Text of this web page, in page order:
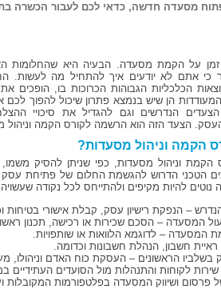
מסעדה חדשה, כדאי לכם לעבור הכשרה
על הקמת מסעדה. הבעיה היא שהחלומות
כי אתם לא יודעים איך להתחיל מה לעשות.
הכלכליות הגבוהות הכרוכות בו, הופכים
הן שיש בנמצא פתרון שיכול להפוך לכם
הנדרשים וגם להגדיל את סיכויי
הצעד הזה הוא הרשמה לקורס הקמה וניהול
הקמה וניהול מסעדות?
וניהול מסעדות, כפי שניתן להסיק
הטכני הדרוש להגשמת החלום של פתיחת
להיות מקיפים ולהתייחס לכל נקודה